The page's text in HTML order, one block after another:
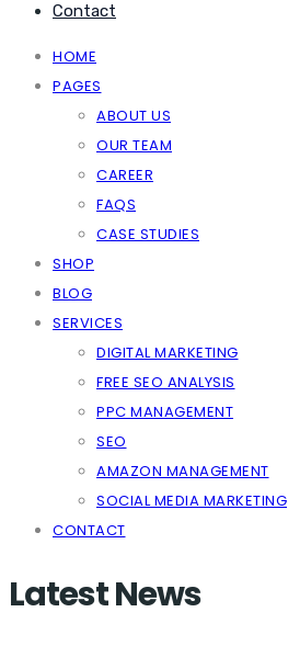
Contact
HOME
PAGES
ABOUT US
OUR TEAM
CAREER
FAQS
CASE STUDIES
SHOP
BLOG
SERVICES
DIGITAL MARKETING
FREE SEO ANALYSIS
PPC MANAGEMENT
SEO
AMAZON MANAGEMENT
SOCIAL MEDIA MARKETING
CONTACT
Latest News